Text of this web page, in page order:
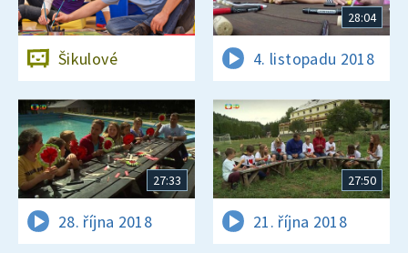
Šikulové
28:04
4. listopadu 2018
27:33
28. října 2018
27:50
21. října 2018